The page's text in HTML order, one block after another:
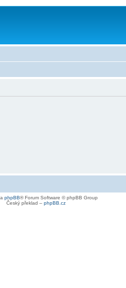
phpBB® Forum Software © phpBB Group
Český překlad – phpBB.cz